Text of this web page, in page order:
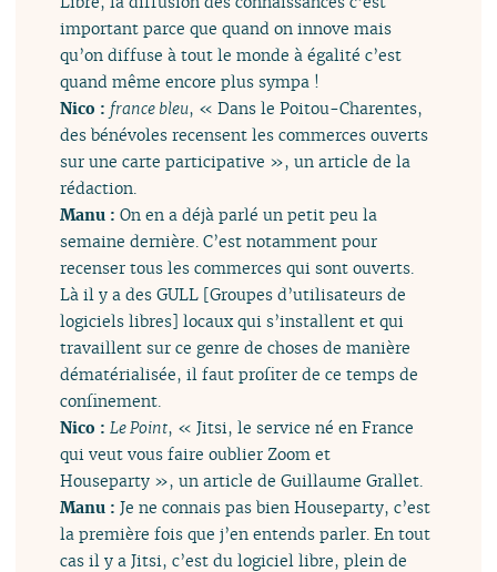
important parce que quand on innove mais
qu’on diffuse à tout le monde à égalité c’est
quand même encore plus sympa !
Nico : france bleu, « Dans le Poitou-Charentes,
des bénévoles recensent les commerces ouverts
sur une carte participative », un article de la
rédaction.
Manu :On en a déjà parlé un petit peu la
semaine dernière. C’est notamment pour
recenser tous les commerces qui sont ouverts.
Là il y a des GULL [Groupes d’utilisateurs de
logiciels libres] locaux qui s’installent et qui
travaillent sur ce genre de choses de manière
dématérialisée, il faut profiter de ce temps de
confinement.
Nico : Le Point, « Jitsi, le service né en France
qui veut vous faire oublier Zoom et
Houseparty », un article de Guillaume Grallet.
Manu :Je ne connais pas bien Houseparty, c’est
la première fois que j’en entends parler. En tout
cas il y a Jitsi, c’est du logiciel libre, plein de